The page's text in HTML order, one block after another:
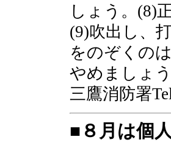
しょう。(8)
(9)吹出し、
をのぞくの
やめましょう
三鷹消防署
■８月は個